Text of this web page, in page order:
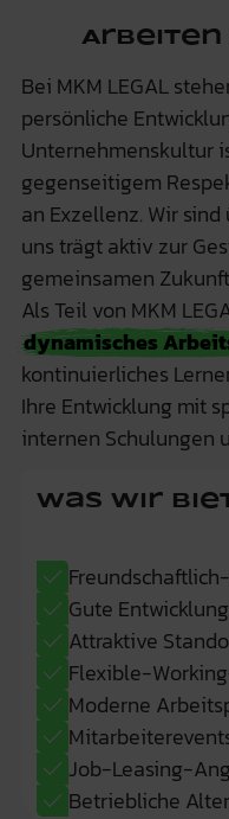
Arbeiten
Bei MKM LEGAL
persönliche
Unternehmenskultur
gegenseitigem
an Exzellenz. Wir
uns trägt aktiv zur
gemeinsamen
Als Teil von MKM
dynamisches
kontinuierliches
Ihre Entwicklung mit
internen Schulungen
Was wir
Gute
Attraktive
Flexible-
Moderne
Job-Leasing-
Betriebliche